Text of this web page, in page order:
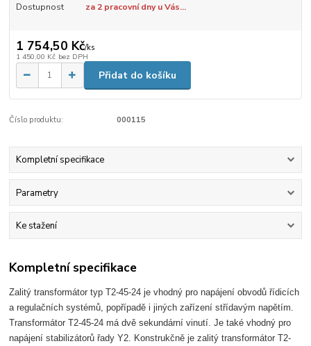
Dostupnost za 2 pracovní dny u Vás...
1 754,50 Kč/ks
1 450,00 Kč bez DPH
Přidat do košíku
Číslo produktu: 000115
Kompletní specifikace
Parametry
Ke stažení
Kompletní specifikace
Zalitý transformátor typ T2-45-24 je vhodný pro napájení obvodů řídicích
a regulačních systémů, popřípadě i jiných zařízení střídavým napětím.
Transformátor T2-45-24 má dvě sekundární vinutí. Je také vhodný pro
napájení stabilizátorů řady Y2. Konstrukčně je zalitý transformátor T2-